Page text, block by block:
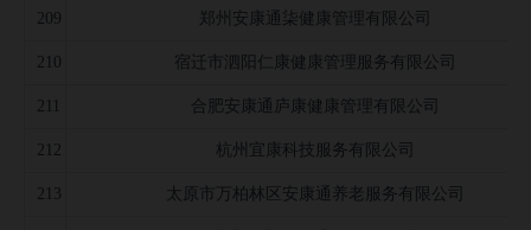
209 郑州安康通柒健康管理有限公司
210 宿迁市泗阳仁康健康管理服务有限公司
211 合肥安康通庐康健康管理有限公司
212 杭州宜康科技服务有限公司
213 太原市万柏林区安康通养老服务有限公司